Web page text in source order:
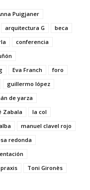
Puigjaner
arquitectura G
beca
conferencia
Eva Franch
foro
guillermo lópez
de yarza
Zabala
la col
manuel clavel rojo
redonda
Toni Gironès